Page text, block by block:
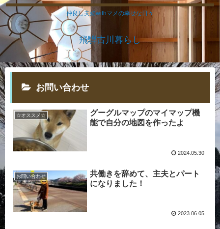
仲良し夫婦withマメの幸せな日々
飛騨古川暮らし
お問い合わせ
☆オススメ☆
グーグルマップのマイマップ機
能で自分の地図を作ったよ
2024.05.30
お問い合わせ
共働きを辞めて、主夫とパート
になりました！
2023.06.05